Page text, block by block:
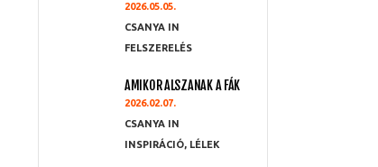
2026.05.05.
CSANYA
FELSZERELÉS
AMIKOR ALSZANAK A FÁK
2026.02.07.
CSANYA
INSPIRÁCIÓ, LÉLEK